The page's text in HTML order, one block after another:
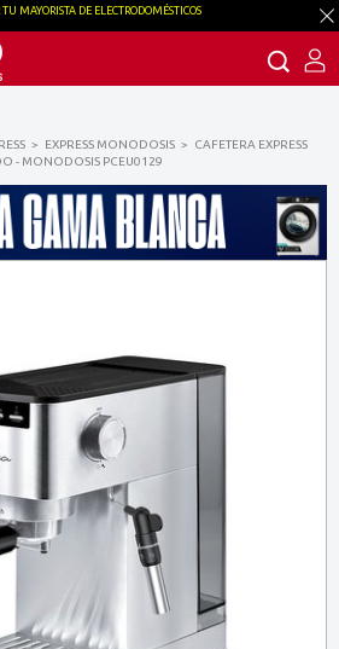
EXPRESS MONODOSIS
CAFETERA EXPRESS
- MONODOSIS PCEU0129
TU MAYORISTA DE ELECTRODOMÉSTICOS